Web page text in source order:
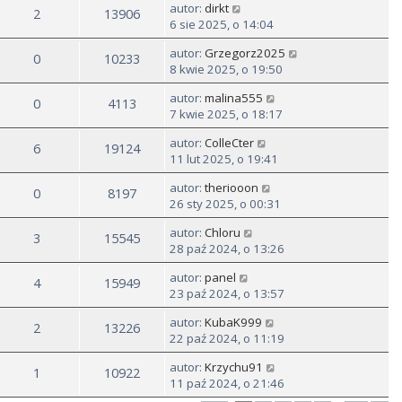
2 13906 autor: dirkt
6 sie 2025, o 14:04
0 10233 autor: Grzegorz2025
8 kwie 2025, o 19:50
0 4113 autor: malina555
7 kwie 2025, o 18:17
6 19124 autor: ColleCter
11 lut 2025, o 19:41
0 8197 autor: theriooon
26 sty 2025, o 00:31
3 15545 autor: Chloru
28 paź 2024, o 13:26
4 15949 autor: panel
23 paź 2024, o 13:57
2 13226 autor: KubaK999
22 paź 2024, o 11:19
1 10922 autor: Krzychu91
11 paź 2024, o 21:46